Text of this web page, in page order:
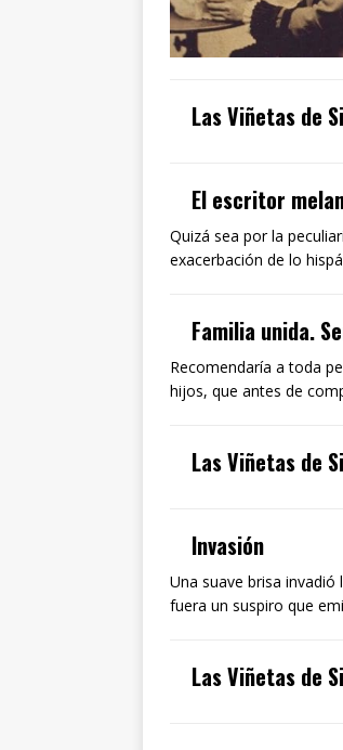
Las Viñetas de
El escritor
Quizá sea por la
exacerbación de lo
Familia unida.
Recomendaría a toda
hijos, que antes de
Las Viñetas de
Invasión
Una suave brisa
fuera un suspiro que
Las Viñetas de